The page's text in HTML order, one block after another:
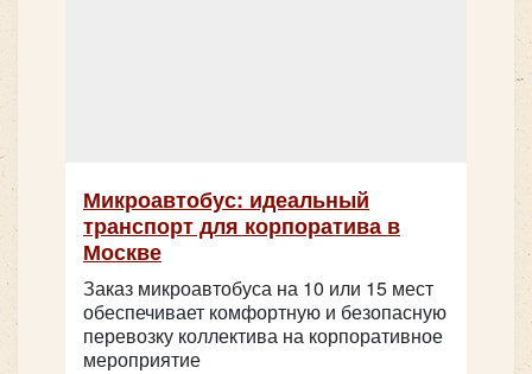
Микроавтобус: идеальный
транспорт для корпоратива в
Москве
Заказ микроавтобуса на 10 или 15 мест
обеспечивает комфортную и безопасную
перевозку коллектива на корпоративное
мероприятие